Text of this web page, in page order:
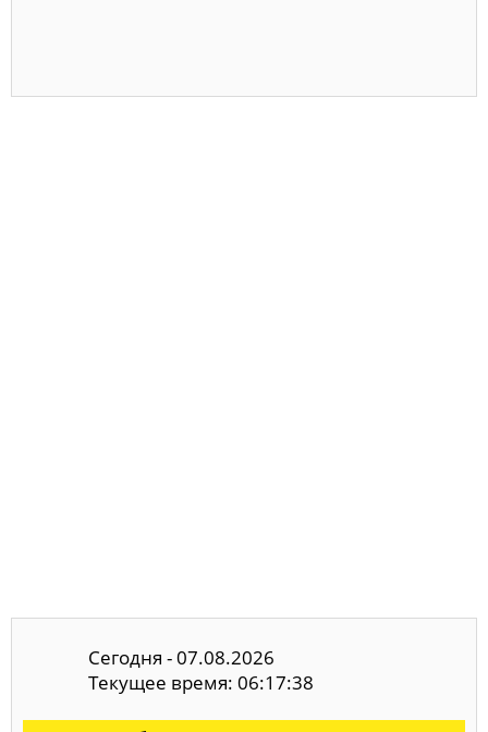
Сегодня - 07.08.2026
Текущее время: 06:17:38